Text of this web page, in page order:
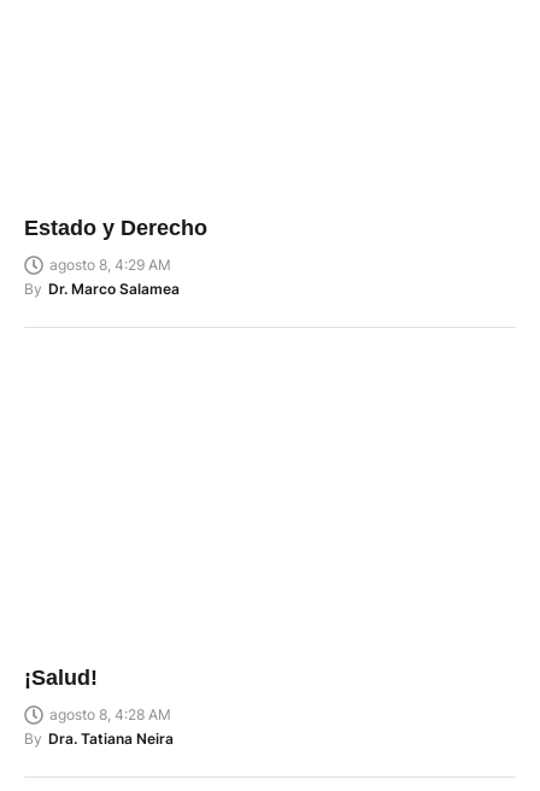
Estado y Derecho
agosto 8, 4:29 AM
By Dr. Marco Salamea
¡Salud!
agosto 8, 4:28 AM
By Dra. Tatiana Neira